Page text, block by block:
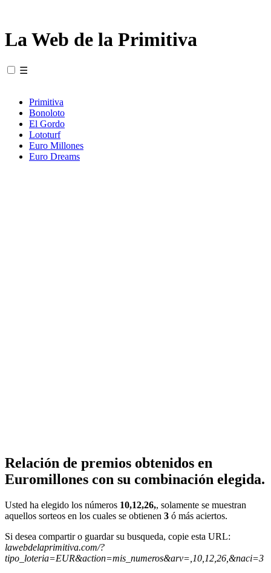
La Web de la Primitiva
☰
Primitiva
Bonoloto
El Gordo
Lototurf
Euro Millones
Euro Dreams
Relación de premios obtenidos en
Euromillones con su combinación elegida.
Usted ha elegido los números 10,12,26,, solamente se muestran
aquellos sorteos en los cuales se obtienen 3 ó más aciertos.
Si desea compartir o guardar su busqueda, copie esta URL:
lawebdelaprimitiva.com/?
tipo_loteria=EUR&action=mis_numeros&arv=,10,12,26,&naci=3